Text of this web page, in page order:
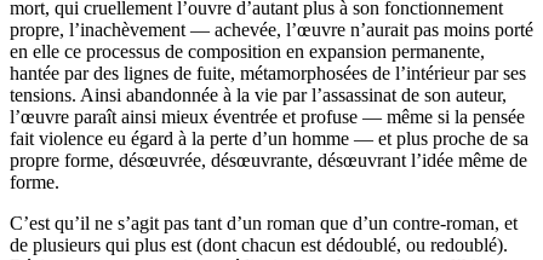
mort, qui cruellement l’ouvre d’autant plus à son fonctionnement
propre, l’inachèvement — achevée, l’œuvre n’aurait pas moins porté
en elle ce processus de composition en expansion permanente,
hantée par des lignes de fuite, métamorphosées de l’intérieur par ses
tensions. Ainsi abandonnée à la vie par l’assassinat de son auteur,
l’œuvre paraît ainsi mieux éventrée et profuse — même si la pensée
fait violence eu égard à la perte d’un homme — et plus proche de sa
propre forme, désœuvrée, désœuvrante, désœuvrant l’idée même de
forme.
C’est qu’il ne s’agit pas tant d’un roman que d’un contre-roman, et
de plusieurs qui plus est (dont chacun est dédoublé, ou redoublé).